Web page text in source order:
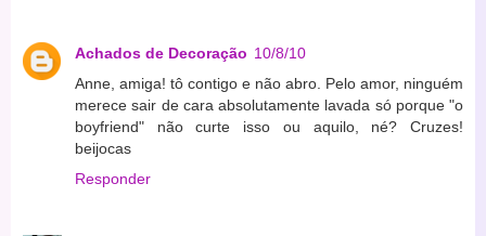
Achados de Decoração 10/8/10
Anne, amiga! tô contigo e não abro. Pelo amor, ninguém
merece sair de cara absolutamente lavada só porque "o
boyfriend" não curte isso ou aquilo, né? Cruzes!
beijocas
Responder